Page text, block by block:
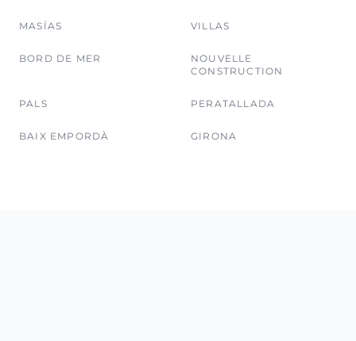
MASÍAS VILLAS
BORD DE MER
NOUVELLE
CONSTRUCTION
PALS PERATALLADA
BAIX EMPORDÀ GIRONA